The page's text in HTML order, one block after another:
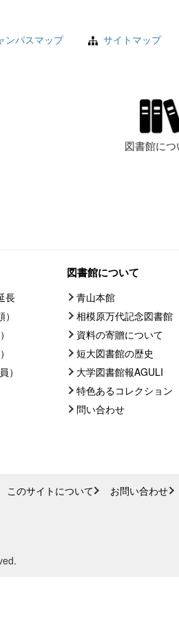
ンパスマップ サイトマップ
図書館につ
長
）
図書館について
青山本館
相模原万代記念図書館
資料の寄贈について
短大図書館の歴史
大学図書館報AGULI
特色あるコレクション
問い合わせ
このサイトについて お問い合わせ